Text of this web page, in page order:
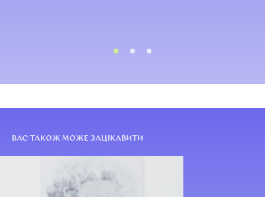
ВАС ТАКОЖ МОЖЕ ЗАЦІКАВИТИ